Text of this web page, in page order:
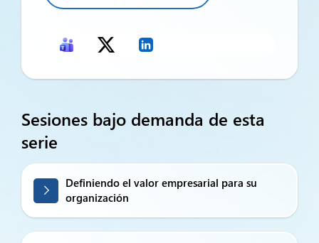
Sesiones bajo demanda de esta
serie
Definiendo el valor empresarial para su
organización